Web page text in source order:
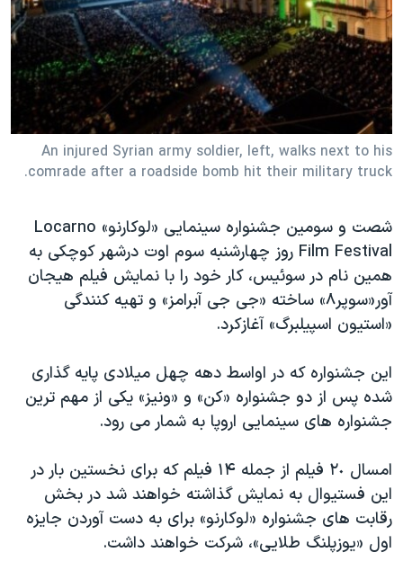
فرهنگ و زندگی
حقوق شهروندی
اقتصادی
علم و فناوری
اسرائیل در جنگ
گالری عکس
مستندها
انتخابات ریاست جمهوری آمریکا ۲۰۲۴
حمله جمهوری اسلامی به اسرائیل
رمز مهسا
ورزش زنان در ایران
اعتراضات زن، زندگی، آزادی
تریبونال مردمی آبان ۹۸
دادگاه حمید نوری
چهل سال گروگان‌گیری
اعتراضات مردمی آبان ۹۸
اسرائیل در جنگ
همایش محافظه‌کاران آمریکا «سی‌پک»
صفحه‌های ویژه
سفر پرزیدنت ترامپ به چین
دنبال کنید
زبانهای مختلف
An injured Syrian army soldier, left, walks next to his
comrade after a roadside bomb hit their military truck.
شصت و سومین جشنواره سینمایی «لوکارنو» Locarno
Film Festival روز چهارشنبه سوم اوت درشهر کوچکی به
همین نام در سوئیس، کار خود را با نمایش فیلم هیجان
آور«سوپر٨» ساخته «جی جی آبرامز» و تهیه کنندگی
«استیون اسپیلبرگ» آغازکرد.
این جشنواره که در اواسط دهه چهل میلادی پایه گذاری
شده پس از دو جشنواره «کن» و «ونیز» یکی از مهم ترین
جشنواره های سینمایی اروپا به شمار می رود.
امسال ٢٠ فیلم از جمله ١۴ فیلم که برای نخستین بار در
این فستیوال به نمایش گذاشته خواهند شد در بخش
رقابت های جشنواره «لوکارنو» برای به دست آوردن جایزه
اول «یوزپلنگ طلایی»، شرکت خواهند داشت.